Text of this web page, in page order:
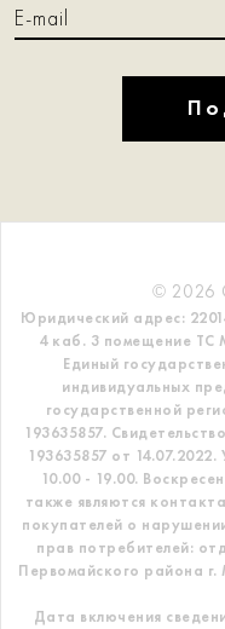
© 2026
Юридический адрес:
4 каб. 3 помещение ТС
Единый
индивидуальных
государственной
193635857.
193635857 от
10.00 - 19.00.
также являются
покупателей о
прав потребителей:
Первомайского района г.
Дата включения